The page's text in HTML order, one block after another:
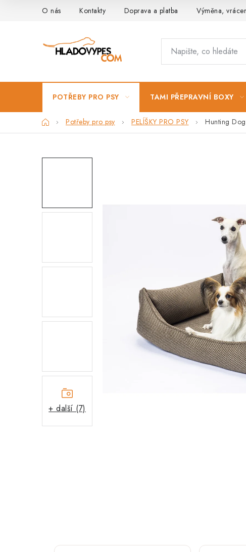
O nás Kontakty Doprava a platba Výměna,
POTŘEBY PRO PSY TAMI PŘEPRAVNÍ BOXY
DomůPotřeby pro psy PELÍŠKY PRO PSY Hunting
+ další (7)